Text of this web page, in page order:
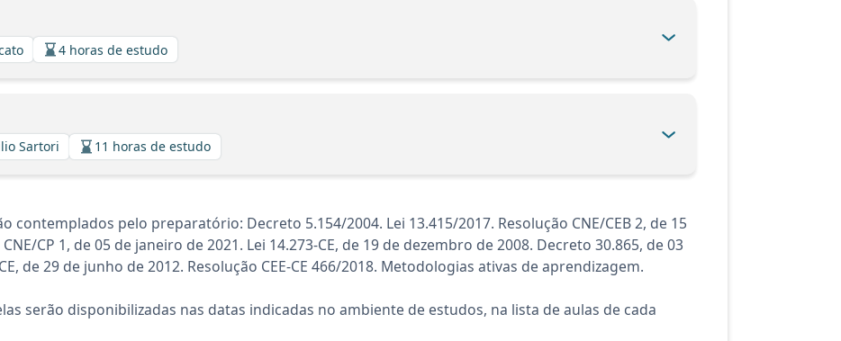
4 horas de estudo
Sartori 11 horas de estudo
contemplados pelo preparatório: Decreto 5.154/2004. Lei 13.415/2017. Resolução CNE/CEB 2, de 15
CP 1, de 05 de janeiro de 2021. Lei 14.273-CE, de 19 de dezembro de 2008. Decreto 30.865, de 03
de 29 de junho de 2012. Resolução CEE-CE 466/2018. Metodologias ativas de aprendizagem.
serão disponibilizadas nas datas indicadas no ambiente de estudos, na lista de aulas de cada